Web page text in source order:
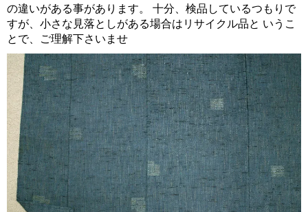
の違いがある事があります。 十分、検品しているつもりで
すが、小さな見落としがある場合はリサイクル品と いうこ
とで、ご理解下さいませ